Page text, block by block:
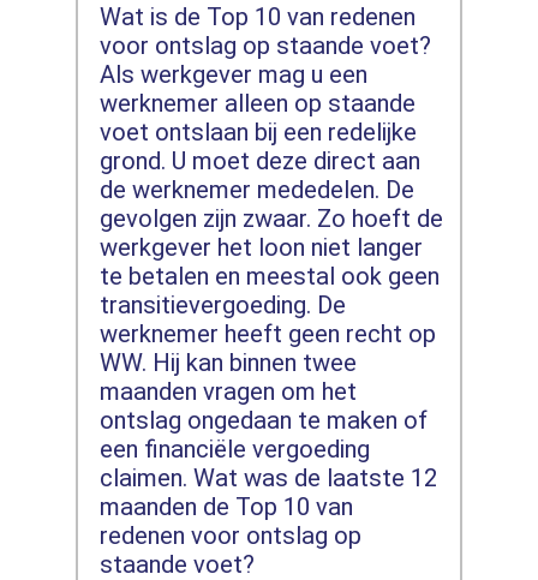
Wat is de Top 10 van redenen
voor ontslag op staande voet?
Als werkgever mag u een
werknemer alleen op staande
voet ontslaan bij een redelijke
grond. U moet deze direct aan
de werknemer mededelen. De
gevolgen zijn zwaar. Zo hoeft de
werkgever het loon niet langer
te betalen en meestal ook geen
transitievergoeding. De
werknemer heeft geen recht op
WW. Hij kan binnen twee
maanden vragen om het
ontslag ongedaan te maken of
een financiële vergoeding
claimen. Wat was de laatste 12
maanden de Top 10 van
redenen voor ontslag op
staande voet?